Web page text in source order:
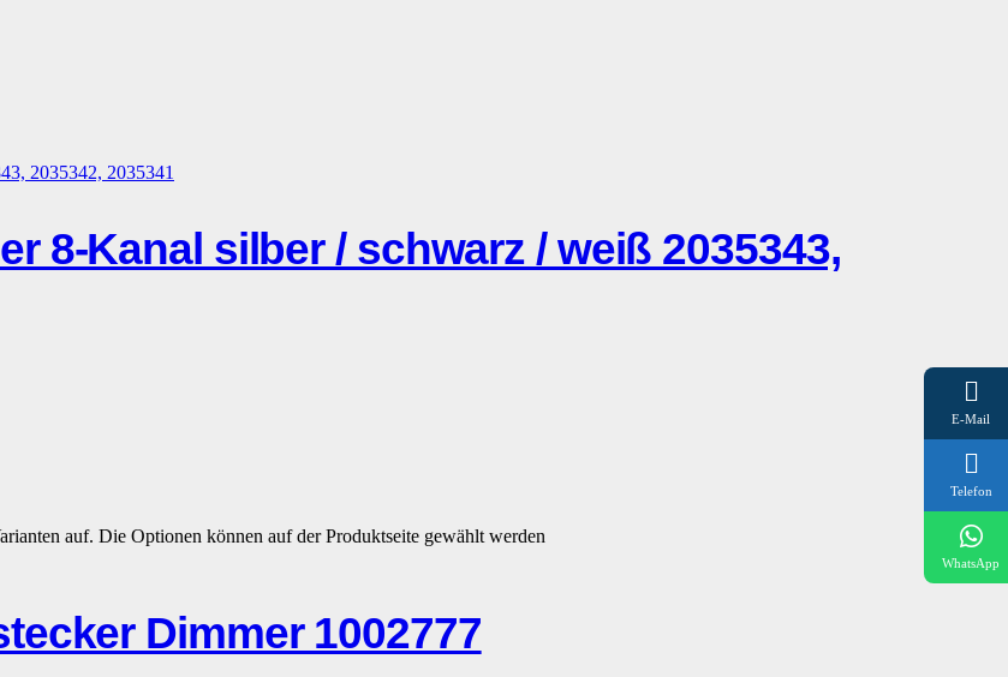
8-Kanal silber / schwarz / weiß 2035343,
auf. Die Optionen können auf der Produktseite gewählt werden
Dimmer 1002777
E-Mail
Telefon
WhatsApp